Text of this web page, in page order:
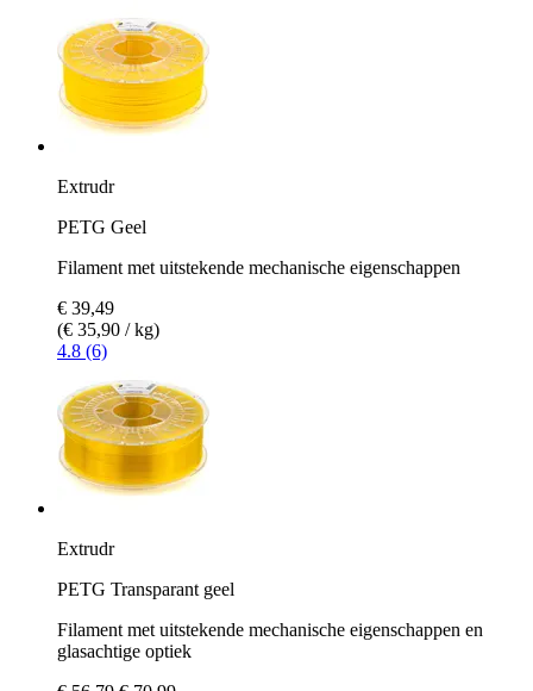
Extrudr
PETG Geel
Filament met uitstekende mechanische eigenschappen
€ 39,49
(€ 35,90 / kg)
4.8 (6)
Extrudr
PETG Transparant geel
Filament met uitstekende mechanische eigenschappen en
glasachtige optiek